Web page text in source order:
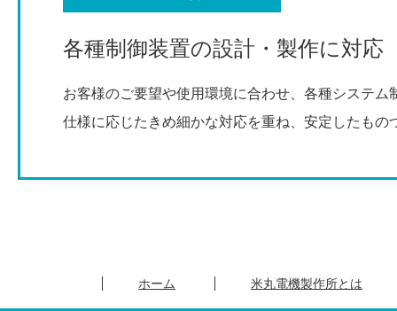
各種制御装置の設計・製作に対応
お客様のご要望や使用環境に合わせ、各種システ
仕様に応じたきめ細かな対応を重ね、安定したもの
ホーム 米丸電機製作所とは